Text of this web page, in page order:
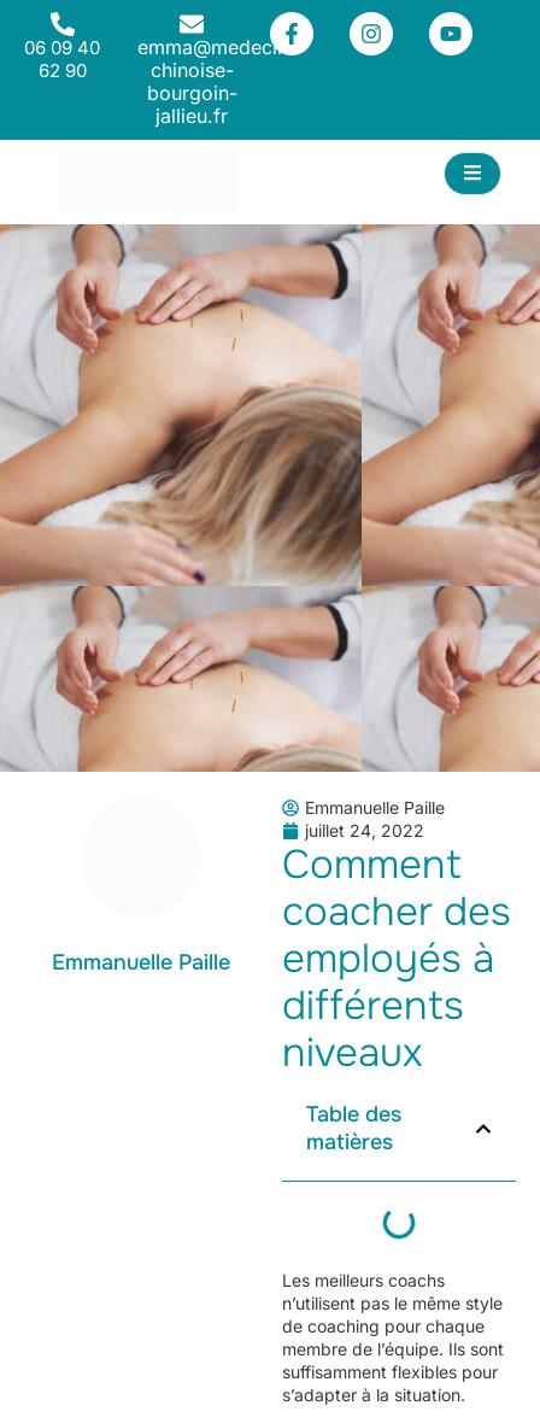
06 09 40
62 90
emma@medecine-
chinoise-
bourgoin-
jallieu.fr
Emmanuelle Paille
Emmanuelle Paille
juillet 24, 2022
Comment
coacher des
employés à
différents
niveaux
Table des
matières
Les meilleurs coachs
n’utilisent pas le même style
de coaching pour chaque
membre de l’équipe. Ils sont
suffisamment flexibles pour
s’adapter à la situation.